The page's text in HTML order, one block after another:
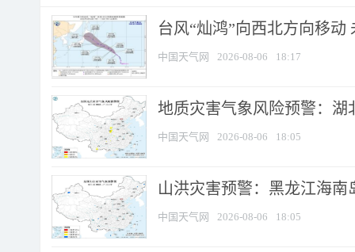
台风“灿鸿”向西北方向移动
中国天气网 2026-08-06 18:17
地质灾害气象风险预警：湖
中国天气网 2026-08-06 18:05
山洪灾害预警：黑龙江海
中国天气网 2026-08-06 18:05